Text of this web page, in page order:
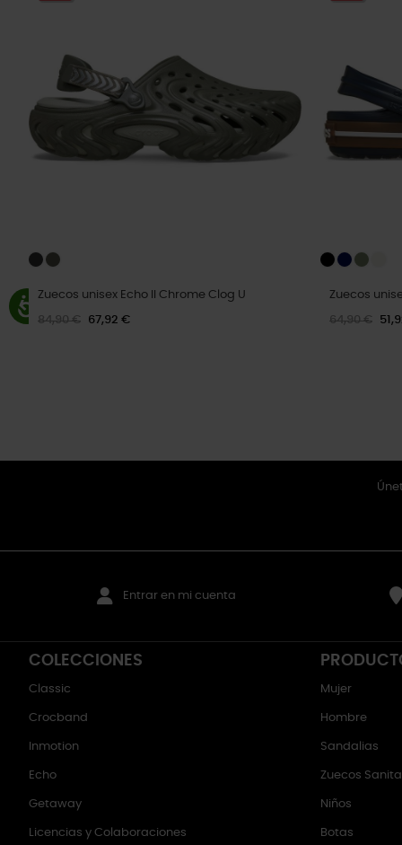
Zuecos unisex Echo II Chrome Clog U
84,90 € 67,92 €
Zuecos
64,90 €
Entrar en mi cuenta
COLECCIONES
Classic
Crocband
Inmotion
Echo
Getaway
Licencias y Colaboraciones
Mujer
Hombre
Sandalias
Zuecos
Niños
Botas